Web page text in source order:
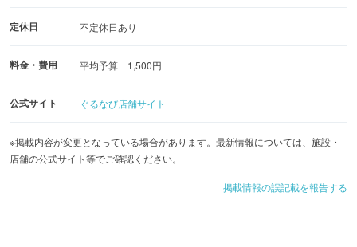
定休日 不定休日あり
料金・費用 平均予算 1,500円
公式サイト ぐるなび店舗サイト
※掲載内容が変更となっている場合があります。最新情報については、施設・
店舗の公式サイト等でご確認ください。
掲載情報の誤記載を報告する